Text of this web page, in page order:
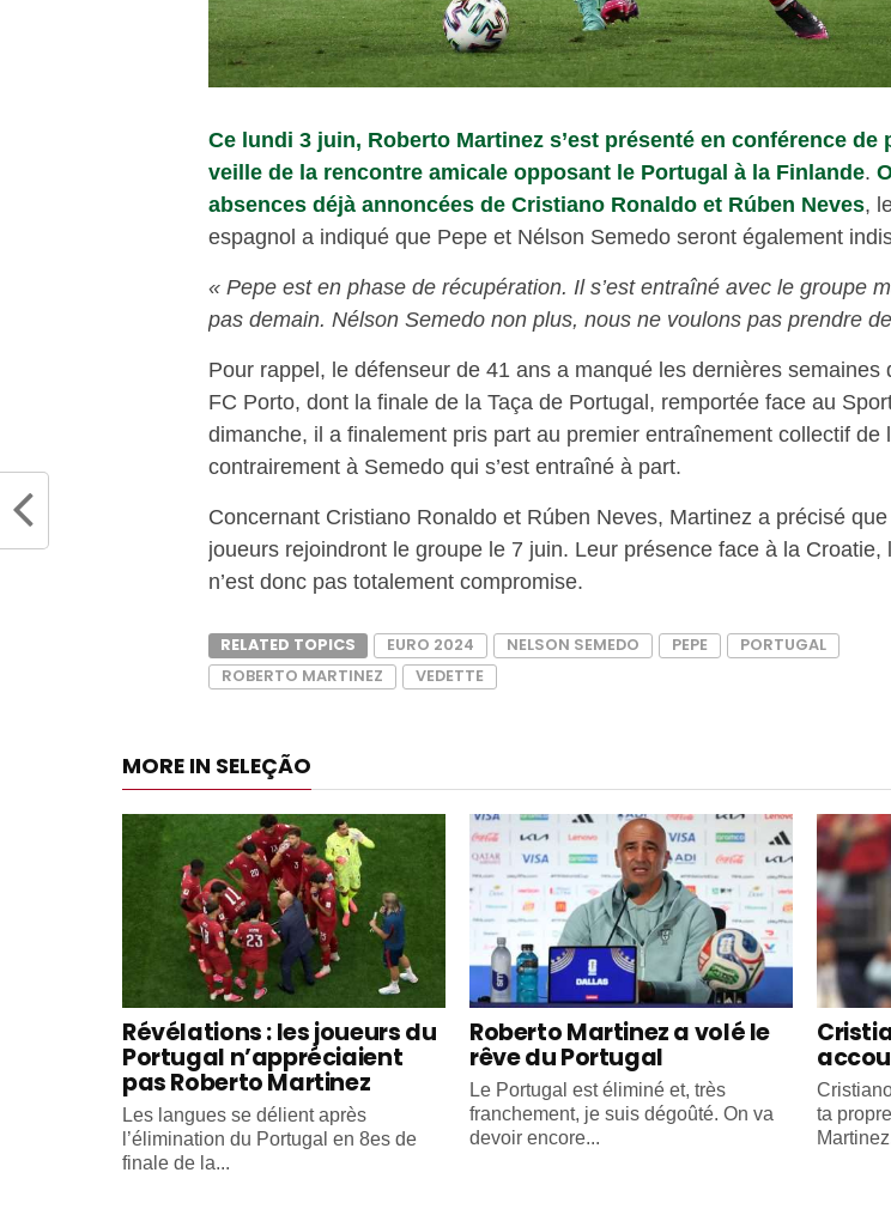
Ce lundi 3 juin, Roberto Martinez s’est présenté en conférence de
veille de la rencontre amicale opposant le Portugal à la Finlande.
absences déjà annoncées de Cristiano Ronaldo et Rúben Neves,
espagnol a indiqué que Pepe et Nélson Semedo seront également
« Pepe est en phase de récupération. Il s’est entraîné avec le groupe
pas demain. Nélson Semedo non plus, nous ne voulons pas prendre
Pour rappel, le défenseur de 41 ans a manqué les dernières semaines
FC Porto, dont la finale de la Taça de Portugal, remportée face au
dimanche, il a finalement pris part au premier entraînement collectif de
contrairement à Semedo qui s’est entraîné à part.
Concernant Cristiano Ronaldo et Rúben Neves, Martinez a précisé
joueurs rejoindront le groupe le 7 juin. Leur présence face à la Croatie,
n’est donc pas totalement compromise.
RELATED TOPICS EURO 2024 NELSON SEMEDO PEPE
PORTUGAL
ROBERTO MARTINEZ
VEDETTE
MORE IN SELEÇÃO
Révélations : les joueurs du
Portugal n’appréciaient
pas Roberto Martinez
Les langues se délient après
l’élimination du Portugal en 8es de
finale de la...
Roberto Martinez a volé le
rêve du Portugal
Le Portugal est éliminé et, très
franchement, je suis dégoûté. On va
devoir encore...
ta